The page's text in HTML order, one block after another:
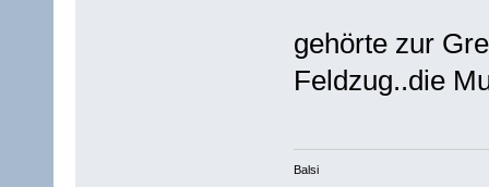
gehörte zur
Feldzug..die
Balsi